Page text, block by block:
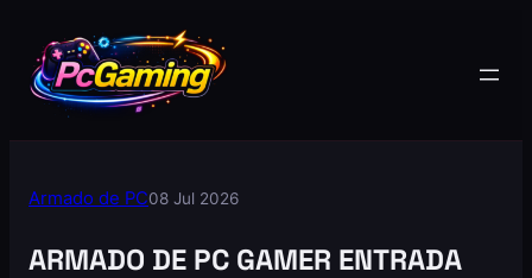
Armado de PC08 Jul 2026
ARMADO DE PC GAMER ENTRADA